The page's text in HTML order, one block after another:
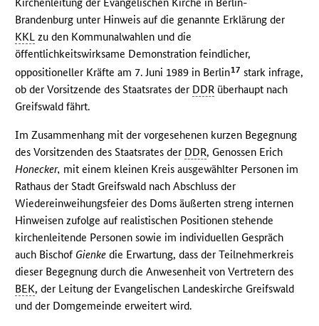
Brandenburg unter Hinweis auf die genannte Erklärung der
KKL zu den Kommunalwahlen und die
öffentlichkeitswirksame Demonstration feindlicher,
oppositioneller Kräfte am 7. Juni 1989 in Berlin17 stark infrage,
ob der Vorsitzende des Staatsrates der DDR überhaupt nach
Greifswald fährt.
Im Zusammenhang mit der vorgesehenen kurzen Begegnung
des Vorsitzenden des Staatsrates der DDR, Genossen Erich
Honecker, mit einem kleinen Kreis ausgewählter Personen im
Rathaus der Stadt Greifswald nach Abschluss der
Wiedereinweihungsfeier des Doms äußerten streng internen
Hinweisen zufolge auf realistischen Positionen stehende
kirchenleitende Personen sowie im individuellen Gespräch
auch Bischof Gienke die Erwartung, dass der Teilnehmerkreis
dieser Begegnung durch die Anwesenheit von Vertretern des
BEK, der Leitung der Evangelischen Landeskirche Greifswald
und der Domgemeinde erweitert wird.